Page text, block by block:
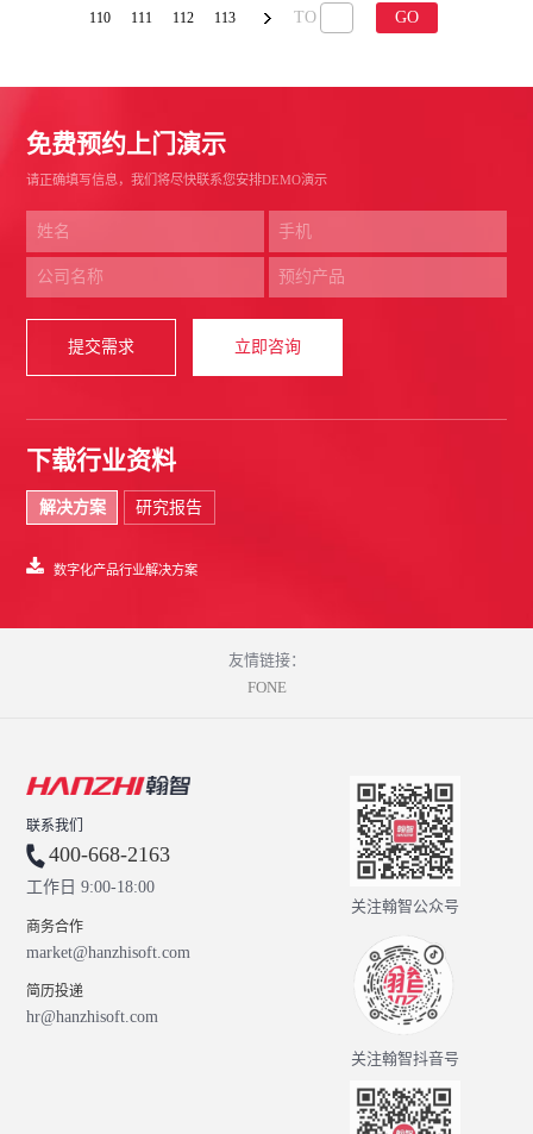
110
111 112 113 TO GO
免费预约上门演示
请正确填写信息，我们将尽快联系您安排DEMO演示
提交需求 立即咨询
下载行业资料
解决方案 研究报告
数字化产品行业解决方案
友情链接：
FONE
联系我们
400-668-2163
工作日 9:00-18:00
商务合作
market@hanzhisoft.com
简历投递
hr@hanzhisoft.com
关注翰智公众号
关注翰智抖音号